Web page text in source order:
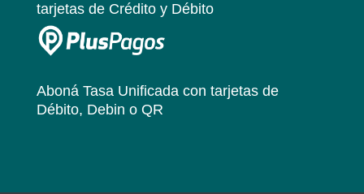
tarjetas de Crédito y Débito
Aboná Tasa Unificadacon tarjetas de
Débito, Debin o QR